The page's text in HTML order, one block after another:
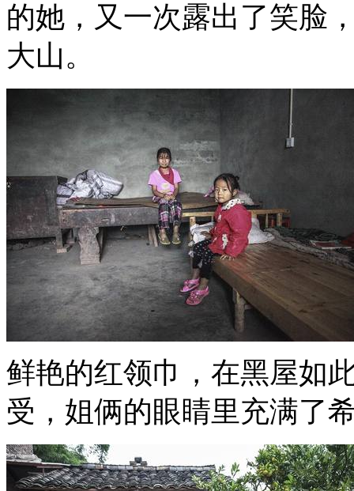
的她，又一次露出了笑脸
大山。
鲜艳的红领巾，在黑屋如
受，姐俩的眼睛里充满了